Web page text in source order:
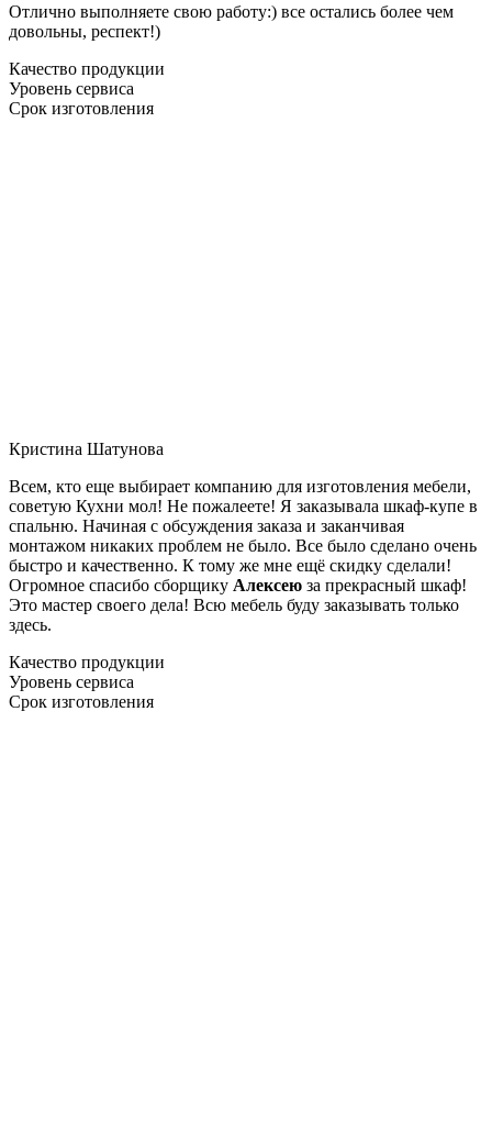
Отлично выполняете свою работу:) все остались более чем
довольны, респект!)
Качество продукции
Уровень сервиса
Срок изготовления
Кристина Шатунова
Всем, кто еще выбирает компанию для изготовления мебели,
советую Кухни мол! Не пожалеете! Я заказывала шкаф-купе в
спальню. Начиная с обсуждения заказа и заканчивая
монтажом никаких проблем не было. Все было сделано очень
быстро и качественно. К тому же мне ещё скидку сделали!
Огромное спасибо сборщику Алексею за прекрасный шкаф!
Это мастер своего дела! Всю мебель буду заказывать только
здесь.
Качество продукции
Уровень сервиса
Срок изготовления